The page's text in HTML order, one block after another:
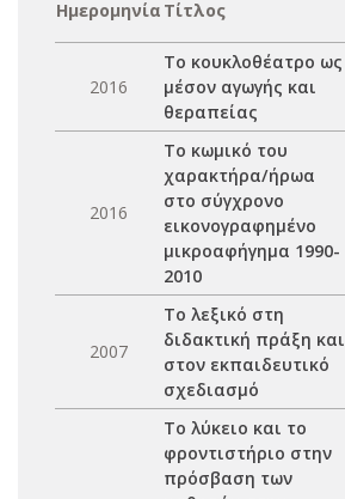
Ημερομηνία Τίτλος
2016
Το κουκλοθέατρο ως
μέσον αγωγής και
θεραπείας
2016
Το κωμικό του
χαρακτήρα/ήρωα
στο σύγχρονο
εικονογραφημένο
μικροαφήγημα 1990-
2010
2007
Το λεξικό στη
διδακτική πράξη και
στον εκπαιδευτικό
σχεδιασμό
Το λύκειο και το
φροντιστήριο στην
πρόσβαση των